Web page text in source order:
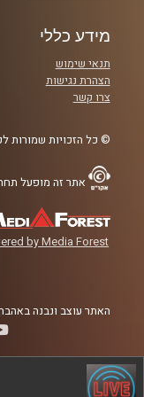
רבע 3: העץ
פופ
רבע 4: דאנקן
רוקי העונה?
קרדיט תמונות:
עידן
מידע כללי
תנאי שימוש
הצהרת נגישות
צרו קשר
© כל הזכויות שמורות
אתר זה מופעל
by Media Forest
האתר עוצב ונבנה